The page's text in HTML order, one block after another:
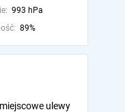
993 hPa
89%
ulewy